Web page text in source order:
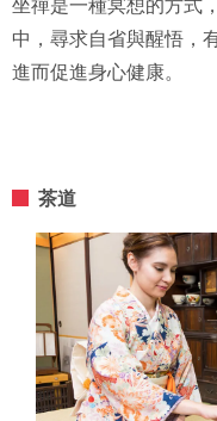
坐禪是一種冥想的方式
中，尋求自省與醒悟，
進而促進身心健康。
茶道